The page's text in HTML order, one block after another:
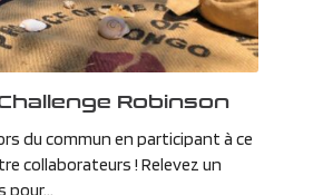
Robinson
du commun en participant à ce
collaborateurs ! Relevez un
pour...